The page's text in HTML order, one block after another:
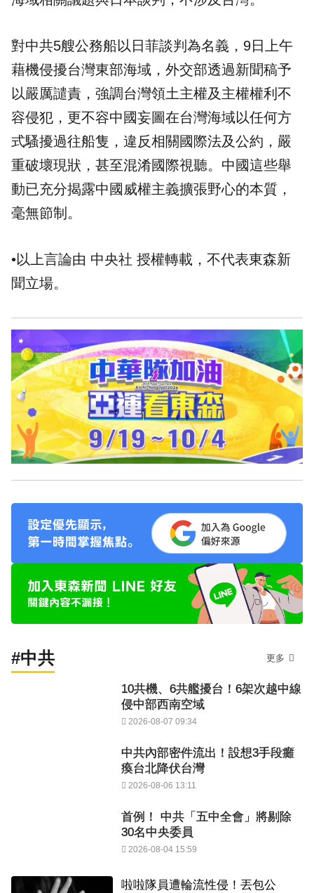
對中共5艘公務船以日菲談判為名義，9日上午
藉機侵擾台灣東部海域，外交部透過新聞稿予
以嚴厲譴責，強調台灣領土主權及主權權利不
容侵犯，更不容中國妄圖在台灣海域以任何方
式騷擾過往船隻，違反相關國際法及公約，嚴
重破壞現狀，甚至混淆國際視聽。中國這些舉
動已充分揭露中國威權主義擴張野心的本質，
毫無節制。
•以上言論由 中央社 授權轉載，不代表東森新
聞立場。
#中共 更多
10共機、6共艦擾台！6架次越中線
侵中部西南空域
2026-08-07 09:34
中共內部密件流出！設想3手段癱
瘓台北降伏台灣
2026-08-06 13:11
首例！ 中共「五中全會」將剔除
30名中央委員
2026-08-04 15:59
啦啦隊員遭輪流性侵！丟包公